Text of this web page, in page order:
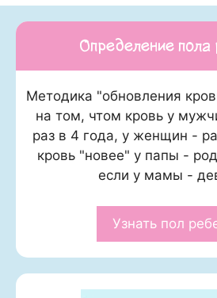
Определение пола
Методика "обновления
на том, чтом кровь у
раз в 4 года, у женщин -
кровь "новее" у папы -
если у мамы -
Узнать пол